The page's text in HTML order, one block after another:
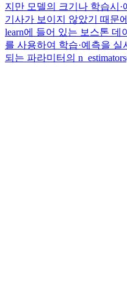
지만 모델의 크기나 학습시
기사가 보이지 않았기 때문
learn에 들어 있는 보스톤 데
를 사용하여 학습·예측을 실
되는 파라미터의